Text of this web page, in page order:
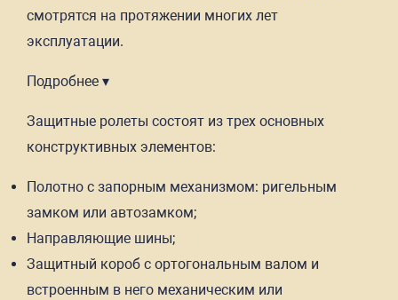
смотрятся на протяжении многих лет
эксплуатации.
Подробнее ▾
Защитные ролеты состоят из трех основных
конструктивных элементов:
Полотно с запорным механизмом: ригельным
замком или автозамком;
Направляющие шины;
Защитный короб с ортогональным валом и
встроенным в него механическим или